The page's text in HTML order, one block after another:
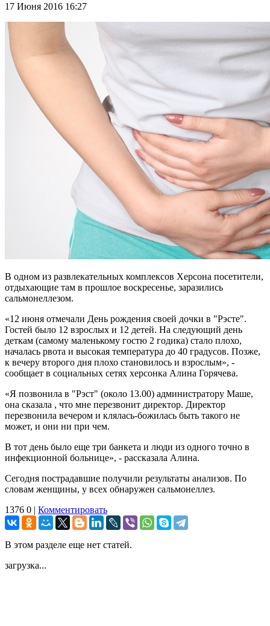
17 Июня 2016 16:27
В одном из развлекательных комплексов Херсона посетители,
отдыхающие там в прошлое воскресенье, заразились
сальмонеллезом.
«12 июня отмечали День рождения своей дочки в "Рэсте".
Гостей было 12 взрослых и 12 детей. На следующий день
деткам (самому маленькому гостю 2 годика) стало плохо,
началась рвота и высокая температура до 40 градусов. Позже,
к вечеру второго дня плохо становилось и взрослым», -
сообщает в социальных сетях херсонка Алина Горячева.
«Я позвонила в "Рэст" (около 13.00) администратору Маше,
она сказала , что мне перезвонит директор. Директор
перезвонила вечером и клялась-божилась быть такого не
может, и они ни при чем.
В тот день было еще три банкета и люди из одного точно в
инфекционной больнице», - рассказала Алина.
Сегодня пострадавшие получили результаты анализов. По
словам женщины, у всех обнаружен сальмонеллез.
1376 0 | Комментировать
В этом разделе еще нет статей.
загрузка...